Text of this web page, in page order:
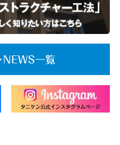
NEWS一覧